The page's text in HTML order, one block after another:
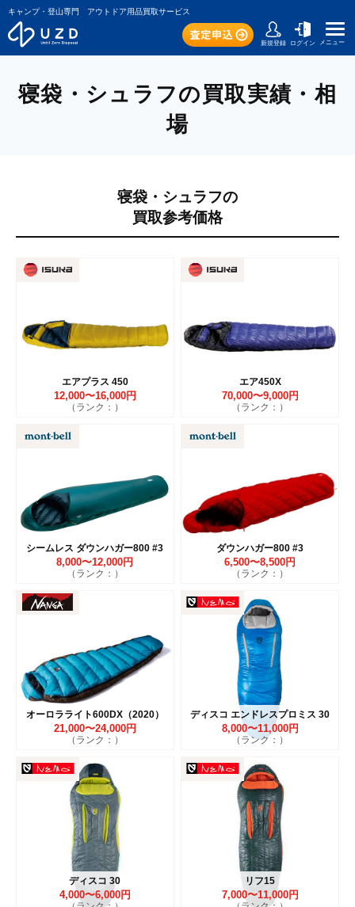
キャンプ・登山専門 アウトドア用品買取サービス
新規登録 ログイン メニュー
寝袋・シュラフの買取実績・相
場
寝袋・シュラフの
買取参考価格
エアプラス 450
12,000〜16,000円
（ランク：）
エア450X
70,000〜9,000円
（ランク：）
シームレス ダウンハガー800 #3
8,000〜12,000円
（ランク：）
ダウンハガー800 #3
6,500〜8,500円
（ランク：）
オーロラライト600DX（2020）
21,000〜24,000円
（ランク：）
ディスコ エンドレスプロミス 30
8,000〜11,000円
（ランク：）
ディスコ 30
4,000〜6,000円
リフ15
7,000〜11,000円